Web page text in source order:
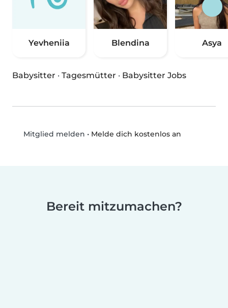
Yevheniia Blendina Asya
Babysitter · Tagesmütter · Babysitter Jobs
Mitglied melden • Melde dich kostenlos an
Bereit mitzumachen?